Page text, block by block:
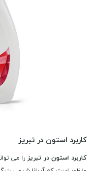
کاربرد استون در تبریز
کاربرد استون در تبریز را می